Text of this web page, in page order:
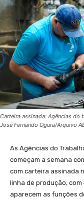
Carteira assinada: Agências do
José Fernando Ogura/Arquivo
As Agências do
começam a semana
com carteira assinada
linha de produção,
aparecem as funções